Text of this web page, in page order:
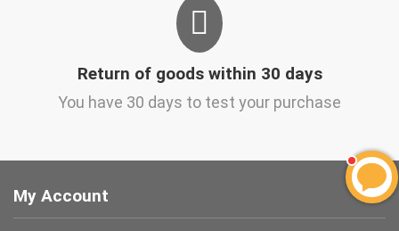
Return of goods within 30 days
You have 30 days to test your purchase
My Account